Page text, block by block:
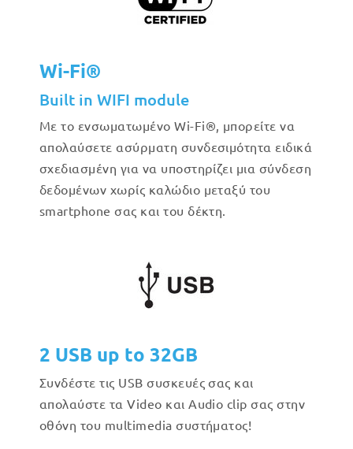
Wi-Fi®
Built in WIFI module
Με το ενσωματωμένο Wi-Fi®, μπορείτε να
απολαύσετε ασύρματη συνδεσιμότητα ειδικά
σχεδιασμένη για να υποστηρίζει μια σύνδεση
δεδομένων χωρίς καλώδιο μεταξύ του
smartphone σας και του δέκτη.
2 USB up to 32GB
Συνδέστε τις USB συσκευές σας και
απολαύστε τα Video και Audio clip σας στην
οθόνη του multimedia συστήματος!